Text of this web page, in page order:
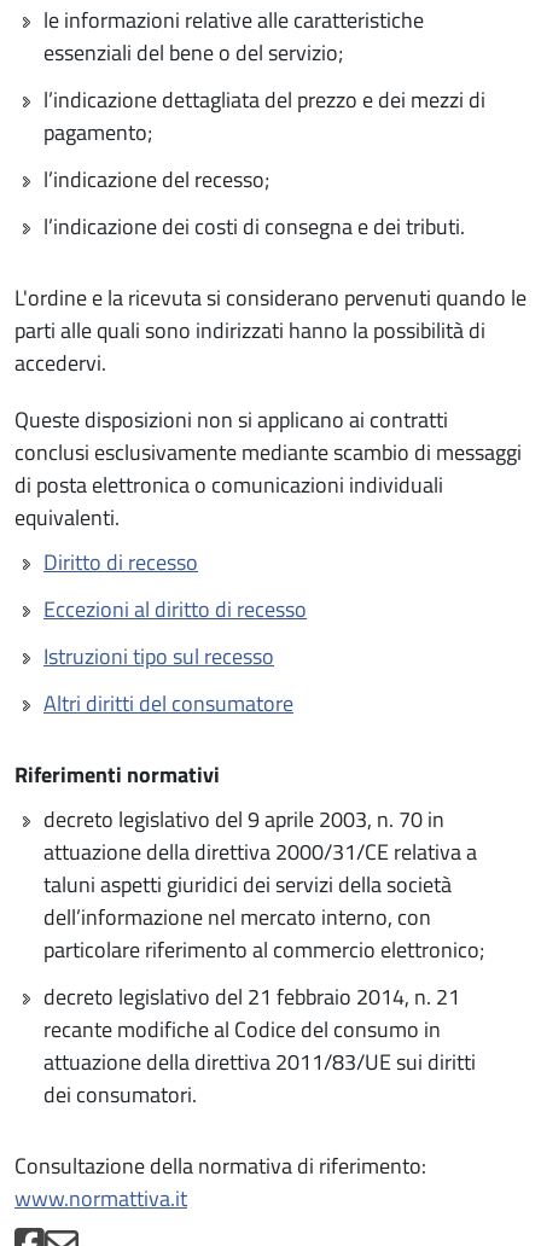
le informazioni relative alle caratteristiche
essenziali del bene o del servizio;
l’indicazione dettagliata del prezzo e dei mezzi di
pagamento;
l’indicazione del recesso;
l’indicazione dei costi di consegna e dei tributi.
L'ordine e la ricevuta si considerano pervenuti quando le
parti alle quali sono indirizzati hanno la possibilità di
accedervi.
Queste disposizioni non si applicano ai contratti
conclusi esclusivamente mediante scambio di messaggi
di posta elettronica o comunicazioni individuali
equivalenti.
Diritto di recesso
Eccezioni al diritto di recesso
Istruzioni tipo sul recesso
Altri diritti del consumatore
Riferimenti normativi
decreto legislativo del 9 aprile 2003, n. 70 in
attuazione della direttiva 2000/31/CE relativa a
taluni aspetti giuridici dei servizi della società
dell’informazione nel mercato interno, con
particolare riferimento al commercio elettronico;
decreto legislativo del 21 febbraio 2014, n. 21
recante modifiche al Codice del consumo in
attuazione della direttiva 2011/83/UE sui diritti
dei consumatori.
Consultazione della normativa di riferimento:
www.normattiva.it